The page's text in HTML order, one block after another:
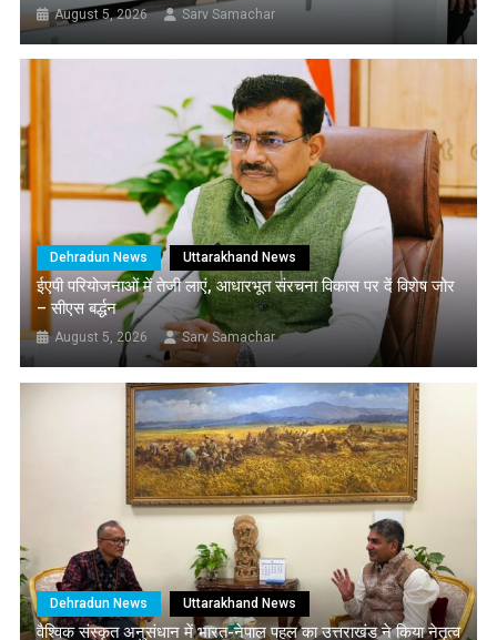
August 5, 2026 Sarv Samachar
Dehradun News Uttarakhand News
ईएपी परियोजनाओं में तेजी लाएं, आधारभूत संरचना विकास पर दें विशेष जोर
– सीएस बर्द्धन
August 5, 2026 Sarv Samachar
Dehradun News Uttarakhand News
वैश्विक संस्कृत अनुसंधान में भारत-नेपाल पहल का उत्तराखंड ने किया नेतृत्व